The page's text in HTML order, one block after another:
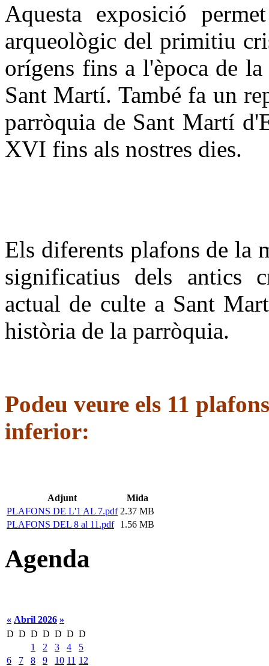
Aquesta exposició
arqueològic del primitiu
orígens fins a l'època de
Sant Martí. També fa un
parròquia de Sant Martí
XVI fins als nostres dies.
Els diferents plafons de la
significatius dels antics
actual de culte a Sant
història de la parròquia.
Podeu veure els 11
inferior:
Adjunt
Mida
PLAFONS DE L'1 AL 7.pdf 2.37 MB
PLAFONS DEL 8 al 11.pdf
1.56 MB
Agenda
« Abril 2026 »
D D D D D D D
1
2 3 4
5
6
7 8 9 10 11 12